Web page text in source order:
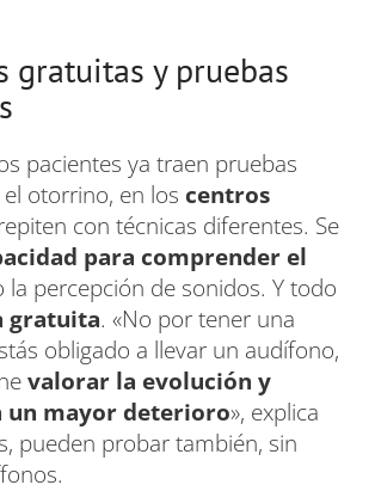
gratuitas y pruebas
pacientes ya traen pruebas
otorrino, en los centros
con técnicas diferentes. Se
para comprender el
la percepción de sonidos. Y todo
gratuita. «No por tener una
obligado a llevar un audífono,
valorar la evolución y
un mayor deterioro», explica
pueden probar también, sin